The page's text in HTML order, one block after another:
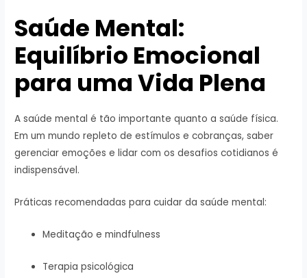
Saúde Mental:
Equilíbrio Emocional
para uma Vida Plena
A saúde mental é tão importante quanto a saúde física.
Em um mundo repleto de estímulos e cobranças, saber
gerenciar emoções e lidar com os desafios cotidianos é
indispensável.
Práticas recomendadas para cuidar da saúde mental:
Meditação e mindfulness
Terapia psicológica